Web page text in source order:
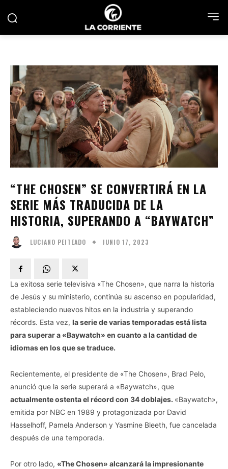
“THE CHOSEN” SE CONVERTIRÁ EN LA
SERIE MÁS TRADUCIDA DE LA
HISTORIA, SUPERANDO A “BAYWATCH”
LUCIANO PEITEADO JUNIO 17, 2023
La exitosa serie televisiva «The Chosen», que narra la historia
de Jesús y su ministerio, continúa su ascenso en popularidad,
estableciendo nuevos hitos en la industria y superando
récords. Esta vez, la serie de varias temporadas está lista
para superar a «Baywatch» en cuanto a la cantidad de
idiomas en los que se traduce.
Recientemente, el presidente de «The Chosen», Brad Pelo,
anunció que la serie superará a «Baywatch», que
actualmente ostenta el récord con 34 doblajes. «Baywatch»,
emitida por NBC en 1989 y protagonizada por David
Hasselhoff, Pamela Anderson y Yasmine Bleeth, fue cancelada
después de una temporada.
Por otro lado, «The Chosen» alcanzará la impresionante